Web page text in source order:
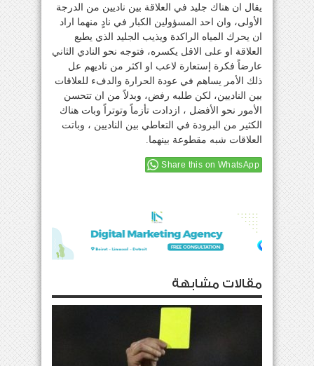
يقال ان هناك جليد في العلاقة بين ناديين من الدرجة
الأولى، وان احد المسؤولين الكبار في نادٍ منهما اراد
ان يحرك المياه الراكدة ويذيب الجليد الذي يطبع
العلاقة او على الاقل يكسره، فتوجه نحو النادي الثاني
عارضاً فكرة إستعارة لاعب او اكثر من ناديهم عل
ذلك الأمر يساهم في عودة الحرارة والدفء للعلاقات
بين الناديين، لكن طلبه رفض، وبدلاً من ان تتحسن
الأمور نحو الأفضل ، ازدادت تأزماً وتوتراً وبات هناك
الكثير من البرودة في التعاطي بين الناديين ، وباتت
العلاقات شبه مقطوعة بينهما.
Share this on WhatsApp
مقالات مشابهة